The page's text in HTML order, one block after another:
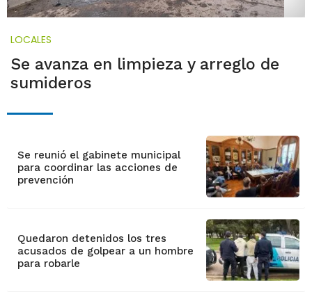
LOCALES
Se avanza en limpieza y arreglo de
sumideros
Se reunió el gabinete municipal
para coordinar las acciones de
prevención
Quedaron detenidos los tres
acusados de golpear a un hombre
para robarle